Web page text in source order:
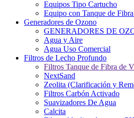
Equipos Tipo Cartucho
Equipo con Tanque de
Generadores de Ozono
GENERADORES DE
Agua y Aire
Agua Uso Comercial
Filtros de Lecho Profundo
Filtros Tanque de Fibra de
NextSand
Zeolita (Clarificación y
Filtros Carbón Activado
Suavizadores De Agua
Calcita